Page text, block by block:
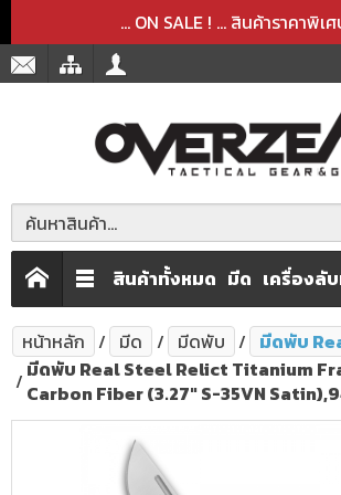
... ON SALE ! ... สินค้าราคาพิเศ
สินค้าทั้งหมด มีด เครื่องลั
หน้าหลัก มีด มีดพับ
มีดพับ
มีดพับ Real Steel Relict Titanium
Carbon Fiber (3.27" S-35VN
สินค้าได้เพิ่มลงในตะกร้าเรียบร้อยแล้ว
สินค้าได้ถูกลบออกจากตะกร้าเรียบร้อยแล้